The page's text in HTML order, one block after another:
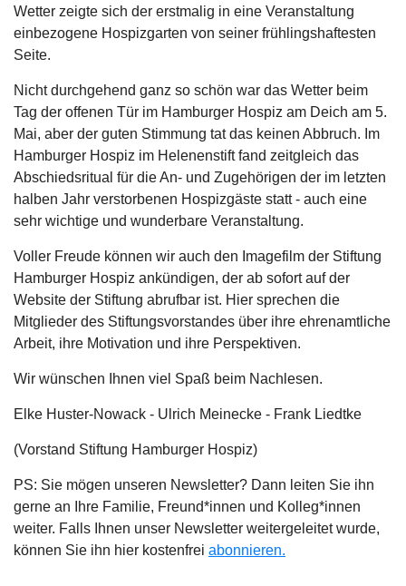
Wetter zeigte sich der erstmalig in eine Veranstaltung
einbezogene Hospizgarten von seiner frühlingshaftesten
Seite.
Nicht durchgehend ganz so schön war das Wetter beim
Tag der offenen Tür im Hamburger Hospiz am Deich am 5.
Mai, aber der guten Stimmung tat das keinen Abbruch. Im
Hamburger Hospiz im Helenenstift fand zeitgleich das
Abschiedsritual für die An- und Zugehörigen der im letzten
halben Jahr verstorbenen Hospizgäste statt - auch eine
sehr wichtige und wunderbare Veranstaltung.
Voller Freude können wir auch den Imagefilm der Stiftung
Hamburger Hospiz ankündigen, der ab sofort auf der
Website der Stiftung abrufbar ist. Hier sprechen die
Mitglieder des Stiftungsvorstandes über ihre ehrenamtliche
Arbeit, ihre Motivation und ihre Perspektiven.
Wir wünschen Ihnen viel Spaß beim Nachlesen.
Elke Huster-Nowack - Ulrich Meinecke - Frank Liedtke
(Vorstand Stiftung Hamburger Hospiz)
PS: Sie mögen unseren Newsletter? Dann leiten Sie ihn
gerne an Ihre Familie, Freund*innen und Kolleg*innen
weiter. Falls Ihnen unser Newsletter weitergeleitet wurde,
können Sie ihn hier kostenfrei abonnieren.